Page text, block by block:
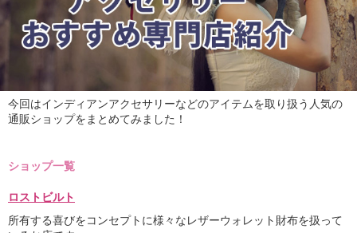
今回はインディアンアクセサリーなどのアイテムを取り扱う人気の
通販ショップをまとめてみました！
ショップ一覧
ロストビルト
所有する喜びをコンセプトに様々なレザーウォレット財布を扱って